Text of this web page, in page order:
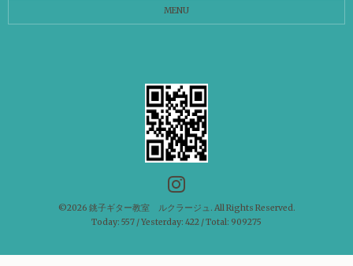
MENU
©2026 銚子ギター教室 ルクラージュ . All Rights Reserved.
Today: 557 / Yesterday: 422 / Total: 909275